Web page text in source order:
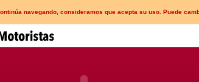
navegando, consideramos que acepta su uso. Puede